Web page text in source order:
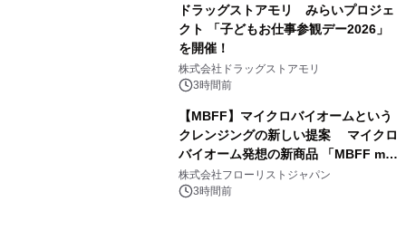
ドラッグストアモリ みらいプロジェ
クト 「子どもお仕事参観デー2026」
を開催！
株式会社ドラッグストアモリ
3時間前
【MBFF】マイクロバイオームという
クレンジングの新しい提案 マイクロ
バイオーム発想の新商品 「MBFF mb
クレンジングPRO」を2026年8月6日
発売
株式会社フローリストジャパン
3時間前